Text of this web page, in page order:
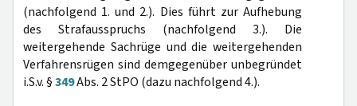
(nachfolgend 1. und 2.). Dies führt zur Aufhebung
des Strafausspruchs (nachfolgend 3.). Die
weitergehende Sachrüge und die weitergehenden
Verfahrensrügen sind demgegenüber unbegründet
i.S.v. §349Abs. 2 StPO (dazu nachfolgend 4.).